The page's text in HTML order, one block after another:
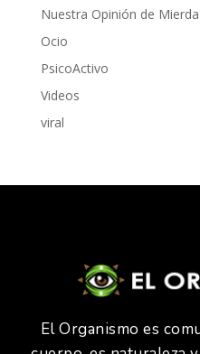
Nuestra Opinión de Mierda
Ocio
PsicoActivo
Videos
viral
El Organismo es